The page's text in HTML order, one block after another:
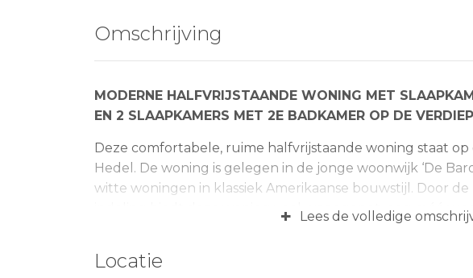
Omschrijving
MODERNE HALFVRIJSTAANDE WONING MET
EN 2 SLAAPKAMERS MET 2E BADKAMER OP DE
Deze comfortabele, ruime halfvrijstaande woning staat
Hedel. De woning is gelegen in de jonge woonwijk ‘De
witte woningen in klassiek Amerikaanse bouwstijl. Door
indeling biedt deze woning veel woongenot, nog méér
verdieping liggen twee ruime slaapkamers en een
+ Lees de volledige
Locatie